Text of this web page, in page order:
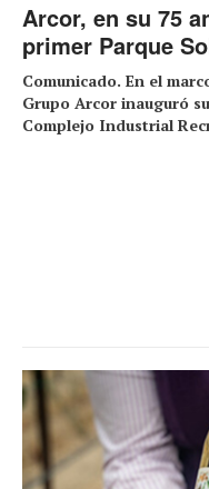
Arcor, en su 75
primer Parque
Comunicado. En el
Grupo Arcor inauguró
Complejo Industrial